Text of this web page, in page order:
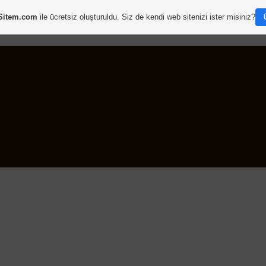
ile ücretsiz oluşturuldu. Siz de kendi web sitenizi ister misiniz?